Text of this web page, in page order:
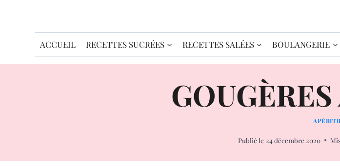
ACCUEIL RECETTES SUCRÉES RECETTES SALÉES BOULANGERIE
Publié le 24 décembre 2020